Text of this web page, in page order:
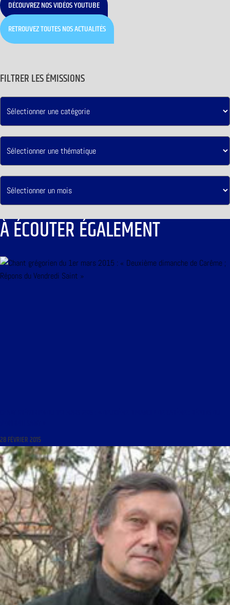
DÉCOUVREZ NOS VIDÉOS YOUTUBE
RETROUVEZ TOUTES NOS ACTUALITÉS
FILTRER LES ÉMISSIONS
À ÉCOUTER ÉGALEMENT
28 FÉVRIER 2015